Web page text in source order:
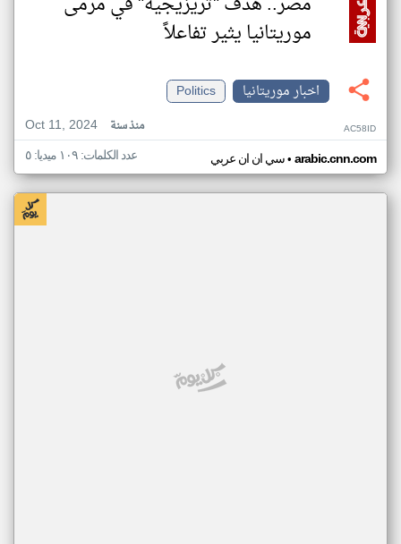
موريتانيا يثير تفاعلاً
اخبار موريتانيا
Politics
Oct 11, 2024
منذ سنة AC58ID
سي ان ان عربي• arabic.cnn.com عدد الكلمات: ١٠٩ ميديا: ٥